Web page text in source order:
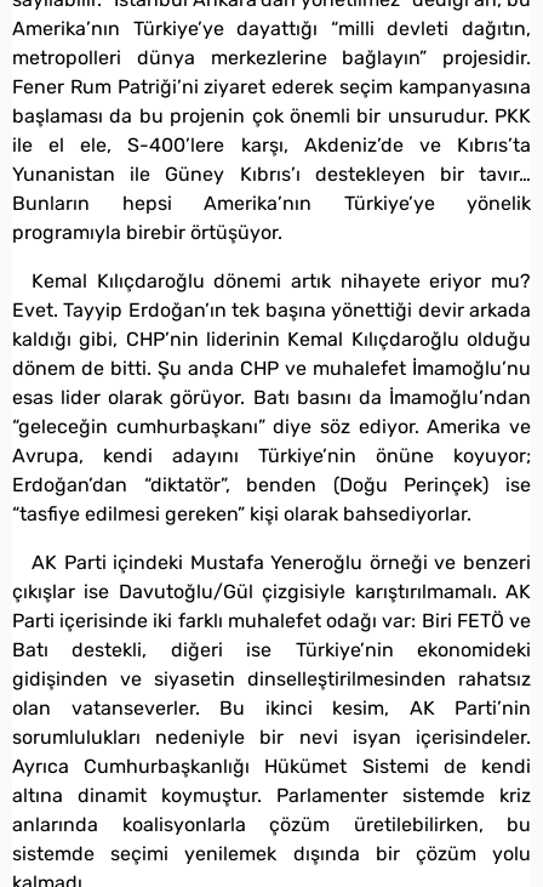
Amerika’nın Türkiye’ye dayattığı “milli devleti dağıtın,
metropolleri dünya merkezlerine bağlayın” projesidir.
Fener Rum Patriği’ni ziyaret ederek seçim kampanyasına
başlaması da bu projenin çok önemli bir unsurudur. PKK
ile el ele, S-400’lere karşı, Akdeniz’de ve Kıbrıs’ta
Yunanistan ile Güney Kıbrıs’ı destekleyen bir tavır…
Bunların hepsi Amerika’nın Türkiye’ye yönelik
programıyla birebir örtüşüyor.
Kemal Kılıçdaroğlu dönemi artık nihayete eriyor mu?
Evet. Tayyip Erdoğan’ın tek başına yönettiği devir arkada
kaldığı gibi, CHP’nin liderinin Kemal Kılıçdaroğlu olduğu
dönem de bitti. Şu anda CHP ve muhalefet İmamoğlu’nu
esas lider olarak görüyor. Batı basını da İmamoğlu’ndan
“geleceğin cumhurbaşkanı” diye söz ediyor. Amerika ve
Avrupa, kendi adayını Türkiye’nin önüne koyuyor;
Erdoğan’dan “diktatör”, benden (Doğu Perinçek) ise
“tasfiye edilmesi gereken” kişi olarak bahsediyorlar.
AK Parti içindeki Mustafa Yeneroğlu örneği ve benzeri
çıkışlar ise Davutoğlu/Gül çizgisiyle karıştırılmamalı. AK
Parti içerisinde iki farklı muhalefet odağı var: Biri FETÖ ve
Batı destekli, diğeri ise Türkiye’nin ekonomideki
gidişinden ve siyasetin dinselleştirilmesinden rahatsız
olan vatanseverler. Bu ikinci kesim, AK Parti’nin
sorumlulukları nedeniyle bir nevi isyan içerisindeler.
Ayrıca Cumhurbaşkanlığı Hükümet Sistemi de kendi
altına dinamit koymuştur. Parlamenter sistemde kriz
anlarında koalisyonlarla çözüm üretilebilirken, bu
sistemde seçimi yenilemek dışında bir çözüm yolu